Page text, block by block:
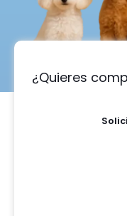
¿Quieres